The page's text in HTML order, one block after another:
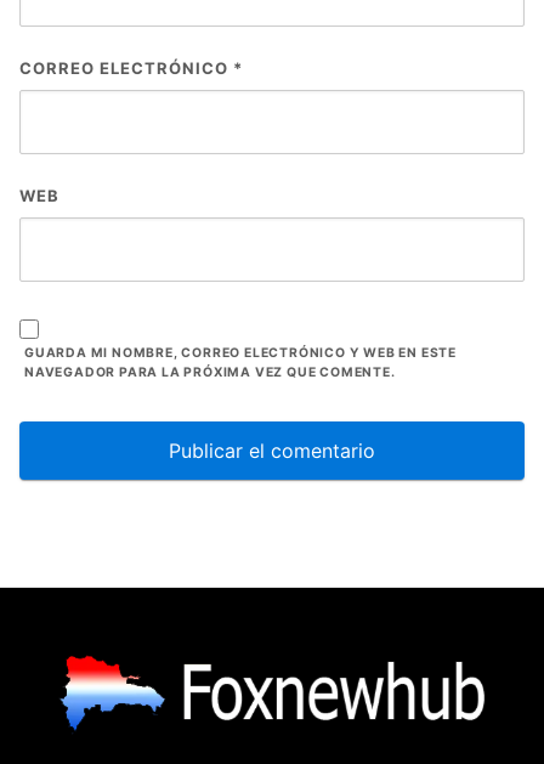
CORREO ELECTRÓNICO *
WEB
GUARDA MI NOMBRE, CORREO ELECTRÓNICO Y WEB EN ESTE
NAVEGADOR PARA LA PRÓXIMA VEZ QUE COMENTE.